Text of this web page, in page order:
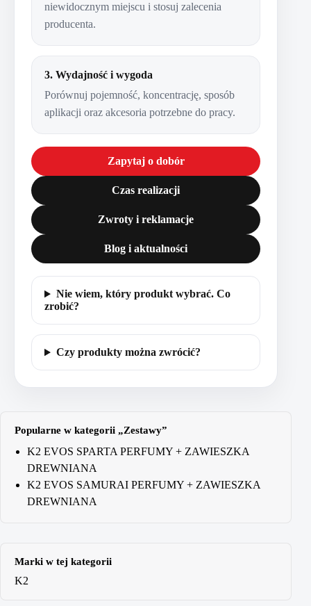
niewidocznym miejscu i stosuj zalecenia
producenta.
3. Wydajność i wygoda
Porównuj pojemność, koncentrację, sposób
aplikacji oraz akcesoria potrzebne do pracy.
Zapytaj o dobór
Czas realizacji
Zwroty i reklamacje
Blog i aktualności
Nie wiem, który produkt wybrać. Co
zrobić?
Czy produkty można zwrócić?
Popularne w kategorii „Zestawy”
K2 EVOS SPARTA PERFUMY + ZAWIESZKA
DREWNIANA
K2 EVOS SAMURAI PERFUMY + ZAWIESZKA
DREWNIANA
Marki w tej kategorii
K2